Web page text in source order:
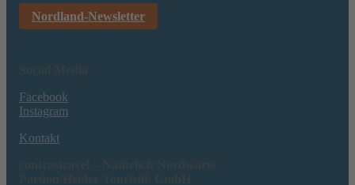
Nordland-Newsletter
Facebook
Instagram
Kontakt